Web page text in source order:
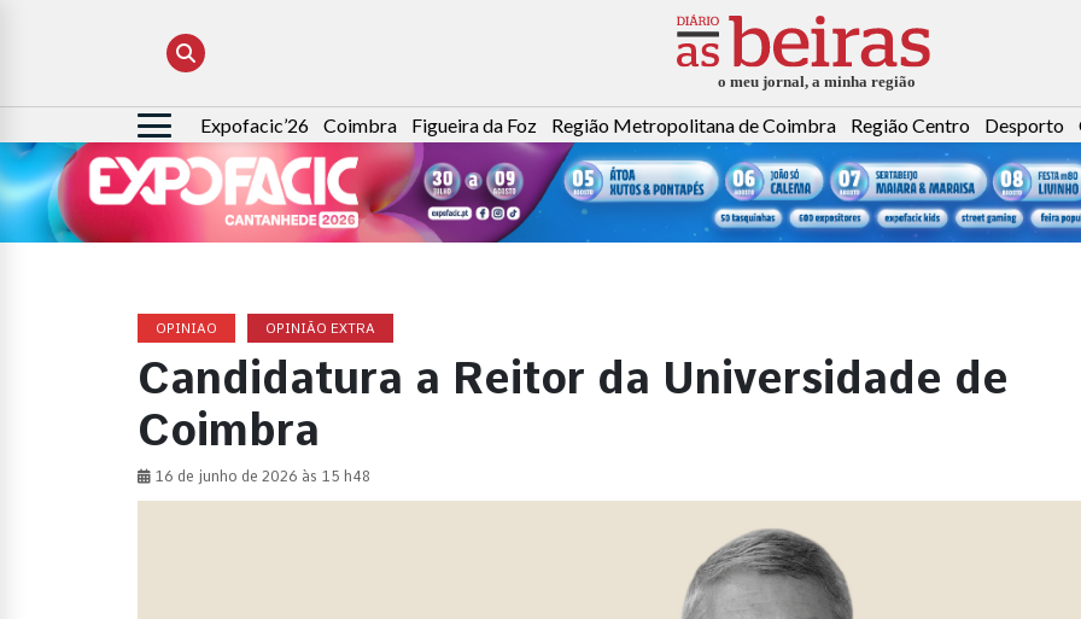
Pesquisar
por:
Expofacic’26 Coimbra Figueira da Foz Região Metropolitana de Coimbra Região Centro Desporto
OPINIAO OPINIÃO EXTRA
Candidatura a Reitor da Universidade de
Coimbra
16 de junho de 2026 às 15 h48